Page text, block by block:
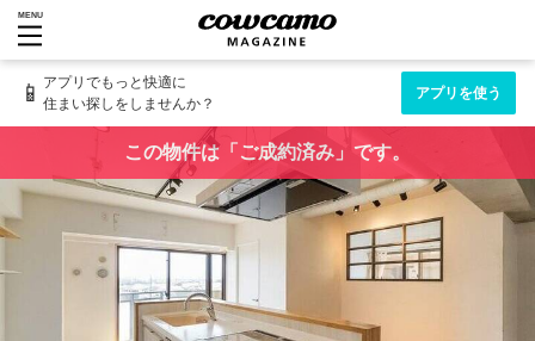
MENU
📱 アプリでもっと快適に
住まい探しをしませんか？
アプリを使う
この物件は「ご成約済み」です。